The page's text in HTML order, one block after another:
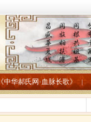
《中华郝氏网·血脉长歌》